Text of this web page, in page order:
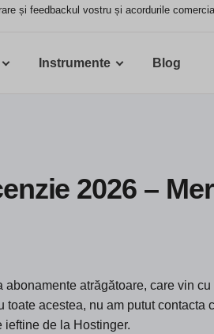
și feedbackul vostru și acordurile
Instrumente Blog
2026 –
atrăgătoare, care vin
acestea, nu am putut contacta
de la Hostinger.